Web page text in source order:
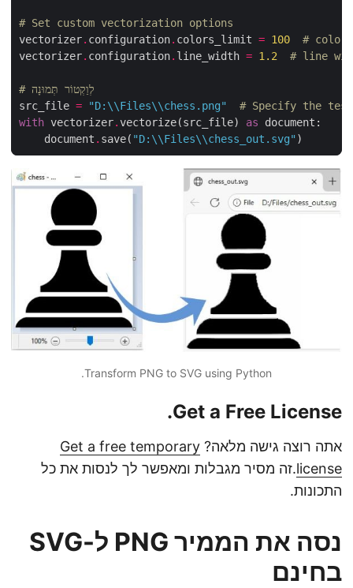
# Set custom vectorization options
vectorizer. configuration. colors_limit = 100
#
vectorizer. configuration. line_width = 1.2 # line
# לְוַקְטוֹר תְּמוּנָה
src_file = "D: \\Files\\chess.png"
# Specify the
with vectorizer.vectorize(src_file) as
    document
. save( "D: \\Files\\chess_out.svg"
Transform PNG to SVG using Python.
Get a Free License.
אתה רוצה גישה מלאה? Get a free temporary
license.זה מסיר מגבלות ומאפשר לך לנסות את כל
התכונות.
נסה את הממיר PNG ל-SVG
בחינם